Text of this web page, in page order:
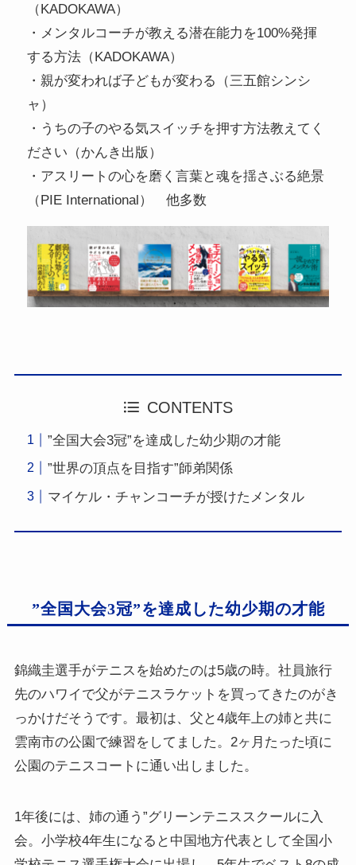
（KADOKAWA）
・メンタルコーチが教える潜在能力を100%発揮
する方法（KADOKAWA）
・親が変われば子どもが変わる（三五館シンシ
ャ）
・うちの子のやる気スイッチを押す方法教えてく
ださい（かんき出版）
・アスリートの心を磨く言葉と魂を揺さぶる絶景
（PIE International） 他多数
CONTENTS
”全国大会3冠”を達成した幼少期の才能
”世界の頂点を目指す”師弟関係
マイケル・チャンコーチが授けたメンタル
”全国大会3冠”を達成した幼少期の才能
錦織圭選手がテニスを始めたのは5歳の時。社員旅行
先のハワイで父がテニスラケットを買ってきたのがき
っかけだそうです。最初は、父と4歳年上の姉と共に
雲南市の公園で練習をしてました。2ヶ月たった頃に
公園のテニスコートに通い出しました。
1年後には、姉の通う”グリーンテニススクールに入
会。小学校4年生になると中国地方代表として全国小